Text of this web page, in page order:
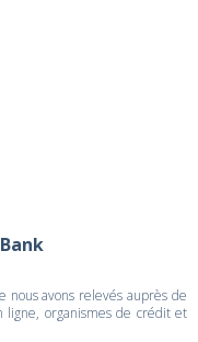
nous avons relevés auprès de
ligne, organismes de crédit et